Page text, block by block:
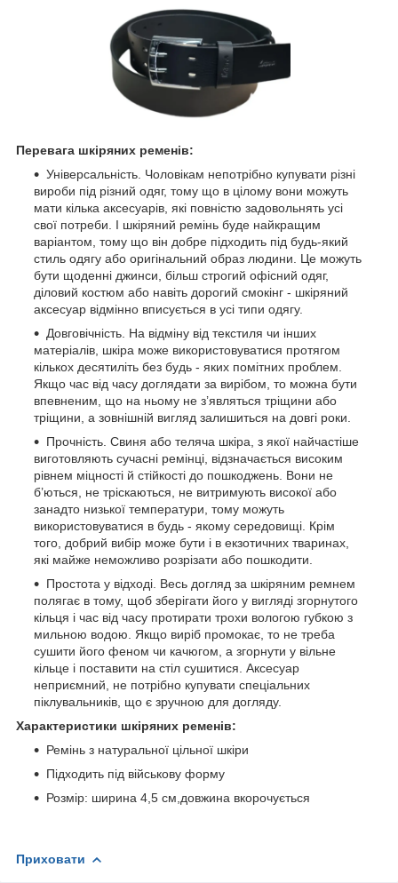
Перевага шкіряних ременів:
Універсальність. Чоловікам непотрібно купувати різні
вироби під різний одяг, тому що в цілому вони можуть
мати кілька аксесуарів, які повністю задовольнять усі
свої потреби. І шкіряний ремінь буде найкращим
варіантом, тому що він добре підходить під будь-який
стиль одягу або оригінальний образ людини. Це можуть
бути щоденні джинси, більш строгий офісний одяг,
діловий костюм або навіть дорогий смокінг - шкіряний
аксесуар відмінно вписується в усі типи одягу.
Довговічність. На відміну від текстиля чи інших
матеріалів, шкіра може використовуватися протягом
кількох десятиліть без будь - яких помітних проблем.
Якщо час від часу доглядати за вирібом, то можна бути
впевненим, що на ньому не з’являться тріщини або
тріщини, а зовнішній вигляд залишиться на довгі роки.
Прочність. Свиня або теляча шкіра, з якої найчастіше
виготовляють сучасні ремінці, відзначається високим
рівнем міцності й стійкості до пошкоджень. Вони не
б’ються, не тріскаються, не витримують високої або
занадто низької температури, тому можуть
використовуватися в будь - якому середовищі. Крім
того, добрий вибір може бути і в екзотичних тваринах,
які майже неможливо розрізати або пошкодити.
Простота у відході. Весь догляд за шкіряним ремнем
полягає в тому, щоб зберігати його у вигляді згорнутого
кільця і час від часу протирати трохи вологою губкою з
мильною водою. Якщо виріб промокає, то не треба
сушити його феном чи качюгом, а згорнути у вільне
кільце і поставити на стіл сушитися. Аксесуар
неприємний, не потрібно купувати спеціальних
піклувальників, що є зручною для догляду.
Характеристики шкіряних ременів:
Ремінь з натуральної цільної шкіри
Підходить під військову форму
Розмір: ширина 4,5 см,довжина вкорочується
Приховати